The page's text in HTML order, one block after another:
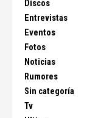
Discos
Entrevistas
Eventos
Fotos
Noticias
Rumores
Sin categoría
Tv